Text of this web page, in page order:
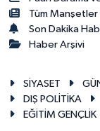
Tüm Manşetler
Son Dakika
Haber Arşivi
SİYASET
DIŞ POLİTİKA
EĞİTİM GENÇLİK